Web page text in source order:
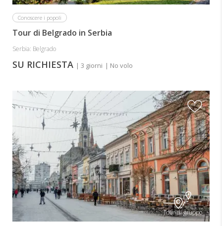
Conoscere i popoli
Tour di Belgrado in Serbia
Serbia: Belgrado
SU RICHIESTA | 3 giorni | No volo
Tour di gruppo